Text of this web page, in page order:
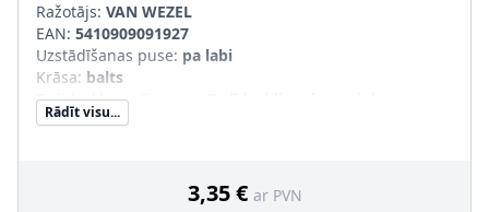
Ražotājs: VAN WEZEL
EAN: 5410909091927
Uzstādīšanas puse: pa labi
Krāsa: balts
Tr. līdzekļa aprīkojums
lukturiem
Rādīt visu...
3,35 € ar PVN